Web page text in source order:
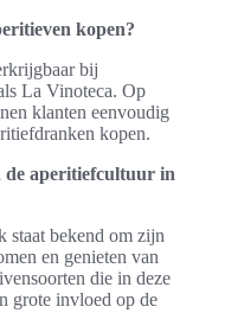
kopen?
bij
La Vinoteca. Op
klanten eenvoudig
kopen.
de aperitiefcultuur in
bekend om zijn
en genieten van
die in deze
grote invloed op de